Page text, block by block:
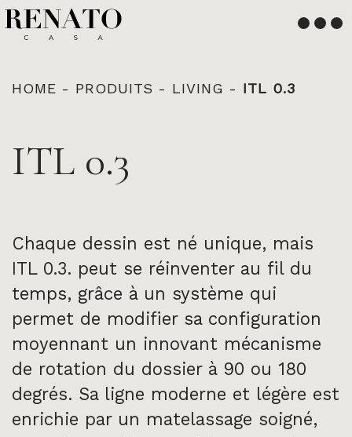
Français
English
HOME - PRODUITS - LIVING - ITL 0.3
ITL 0.3
Chaque dessin est né unique, mais
ITL 0.3. peut se réinventer au fil du
temps, grâce à un système qui
permet de modifier sa configuration
moyennant un innovant mécanisme
de rotation du dossier à 90 ou 180
degrés. Sa ligne moderne et légère est
enrichie par un matelassage soigné,